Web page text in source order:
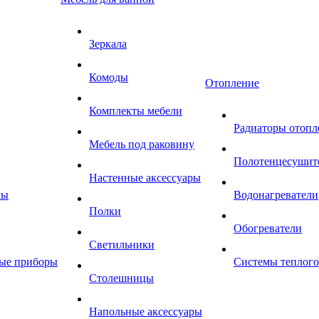
приборы
Зеркала
Комоды
Комплекты мебели
Мебель под раковину
Настенные аксессуары
Полки
Светильники
Столешницы
Напольные аксессуары
Отопление
Радиаторы
Водонагреватели
Обогреватели
Системы